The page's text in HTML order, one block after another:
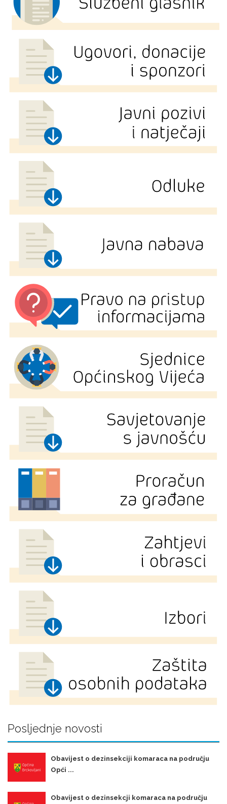
Posljednje novosti
Obavijest o dezinsekciji komaraca na području
Opći ...
Obavijest o dezinsekcji komaraca na području